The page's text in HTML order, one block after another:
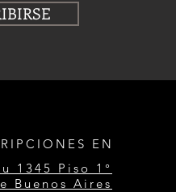
EN
1345 Piso 1°
Buenos Aires